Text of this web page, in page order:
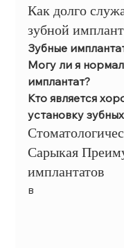
Как долго
зубной
Зубные
Могу ли я
имплантат?
Кто является
установку
Сарыкая
имплантатов
в